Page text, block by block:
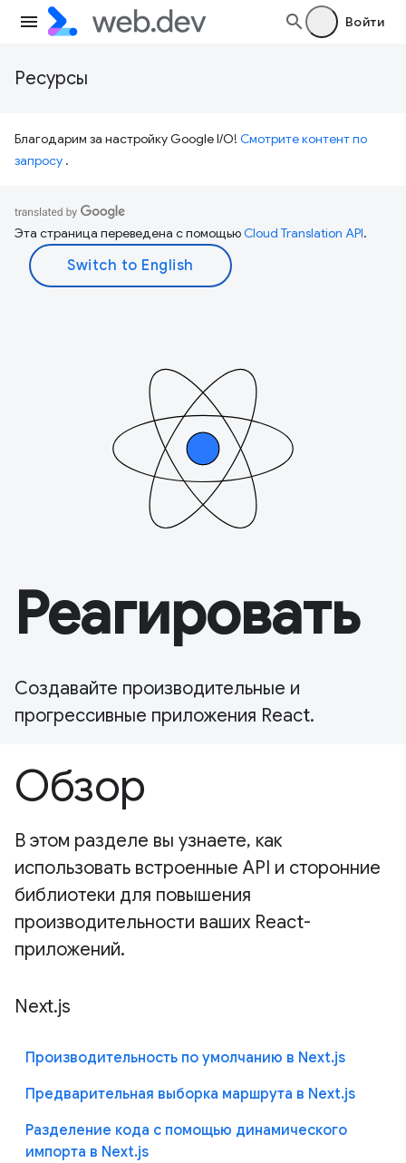
Войти
Ресурсы
Благодарим за настройку Google I/O! Смотрите контент по
запросу .
Эта страница переведена с помощьюCloud Translation API.
Реагировать
Создавайте производительные и
прогрессивные приложения React.
Обзор
В этом разделе вы узнаете, как
использовать встроенные API и сторонние
библиотеки для повышения
производительности ваших React-
приложений.
Next.js
Производительность по умолчанию в Next.js
Предварительная выборка маршрута в Next.js
Разделение кода с помощью динамического
импорта в Next.js